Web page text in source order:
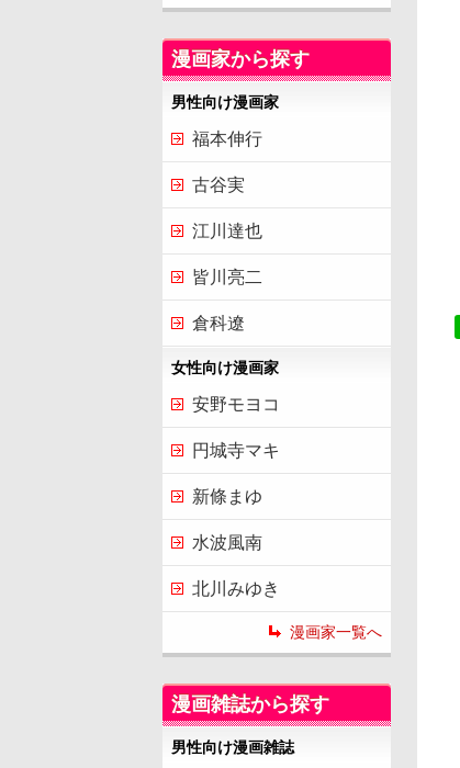
漫画家から探す
男性向け漫画家
福本伸行
古谷実
江川達也
皆川亮二
倉科遼
女性向け漫画家
安野モヨコ
円城寺マキ
新條まゆ
水波風南
北川みゆき
漫画家一覧へ
漫画雑誌から探す
男性向け漫画雑誌